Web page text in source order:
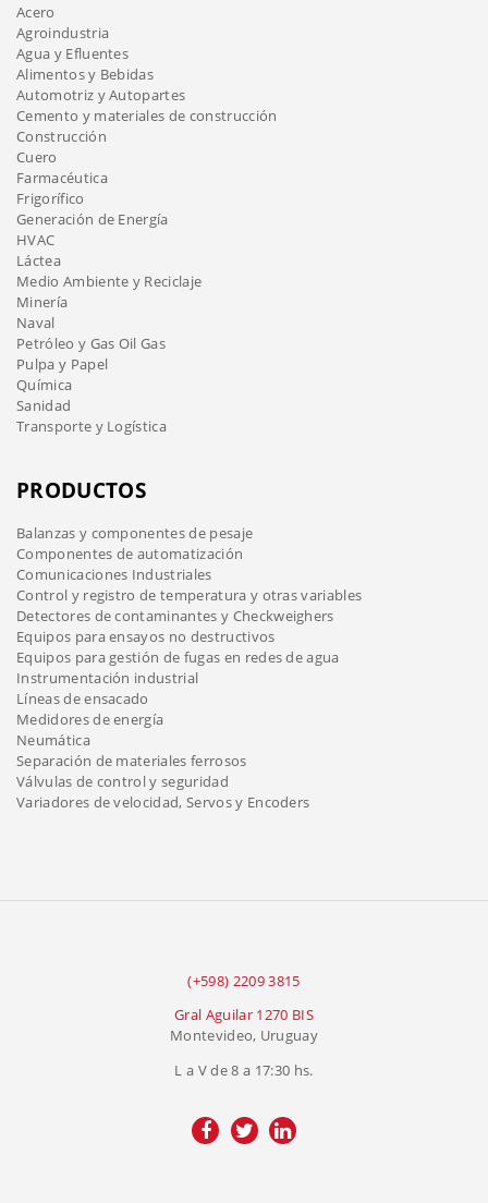
Acero
Agroindustria
Agua y Efluentes
Alimentos y Bebidas
Automotriz y Autopartes
Cemento y materiales de construcción
Construcción
Cuero
Farmacéutica
Frigorífico
Generación de Energía
HVAC
Láctea
Medio Ambiente y Reciclaje
Minería
Naval
Petróleo y Gas Oil Gas
Pulpa y Papel
Química
Sanidad
Transporte y Logística
PRODUCTOS
Balanzas y componentes de pesaje
Componentes de automatización
Comunicaciones Industriales
Control y registro de temperatura y otras variables
Detectores de contaminantes y Checkweighers
Equipos para ensayos no destructivos
Equipos para gestión de fugas en redes de agua
Instrumentación industrial
Líneas de ensacado
Medidores de energía
Neumática
Separación de materiales ferrosos
Válvulas de control y seguridad
Variadores de velocidad, Servos y Encoders
(+598) 2209 3815
Gral Aguilar 1270 BIS
Montevideo, Uruguay
L a V de 8 a 17:30 hs.